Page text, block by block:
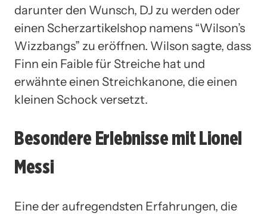
darunter den Wunsch, DJ zu werden oder
einen Scherzartikelshop namens “Wilson’s
Wizzbangs” zu eröffnen. Wilson sagte, dass
Finn ein Faible für Streiche hat und
erwähnte einen Streichkanone, die einen
kleinen Schock versetzt.
Besondere Erlebnisse mit Lionel
Messi
Eine der aufregendsten Erfahrungen, die